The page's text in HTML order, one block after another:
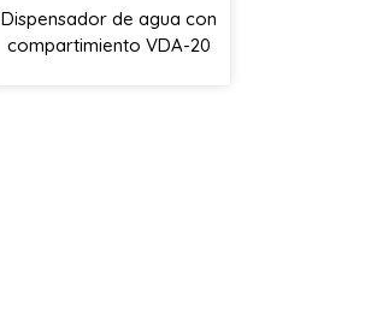
Dispensador de agua con
compartimiento VDA-20